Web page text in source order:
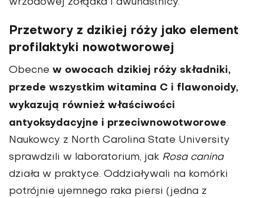
wrzodowej żołądka i dwunastnicy.
Przetwory z dzikiej róży jako element
profilaktyki nowotworowej
Obecne w owocach dzikiej róży składniki,
przede wszystkim witamina C i flawonoidy,
wykazują również właściwości
antyoksydacyjne i przeciwnowotworowe.
Naukowcy z North Carolina State University
sprawdzili w laboratorium, jak Rosa canina
działa w praktyce. Oddziaływali na komórki
potrójnie ujemnego raka piersi (jedna z